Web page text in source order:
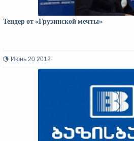
Тендер от «Грузинской мечты»
Июнь 20 2012